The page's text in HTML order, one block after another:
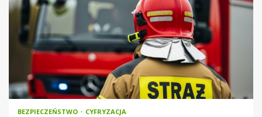
BEZPIECZEŃSTWO CYFRYZACJA